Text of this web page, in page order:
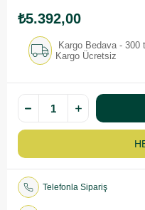
₺5.392,00
Kargo Bedava - 300
Kargo Ücretsiz
Telefonla Sipariş